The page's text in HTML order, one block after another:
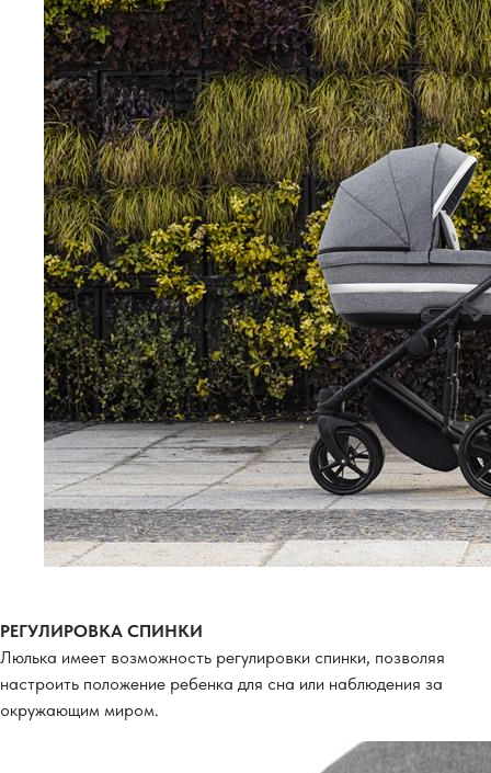
РЕГУЛИРОВКА СПИНКИ
Люлька имеет возможность регулировки спинки, позволяя
настроить положение ребенка для сна или наблюдения за
окружающим миром.